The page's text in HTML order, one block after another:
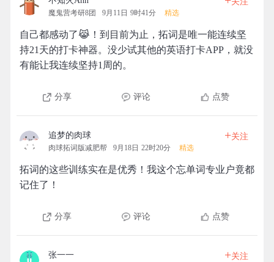
魔鬼营考研8团 9月11日 9时41分 精选
自己都感动了😹！到目前为止，拓词是唯一能连续坚
持21天的打卡神器。没少试其他的英语打卡APP，就没
有能让我连续坚持1周的。
分享 评论 点赞
追梦的肉球
肉球拓词版减肥帮 9月18日 22时20分 精选
+关注
拓词的这些训练实在是优秀！我这个忘单词专业户竟都
记住了！
分享 评论 点赞
张一一 +关注